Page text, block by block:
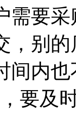
需要
，别
间内
要及